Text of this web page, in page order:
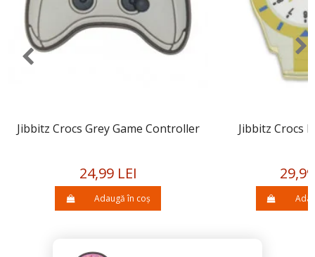
Jibbitz Crocs Grey Game Controller
24,99 LEI
Adaugă în coș
Jibbitz Crocs